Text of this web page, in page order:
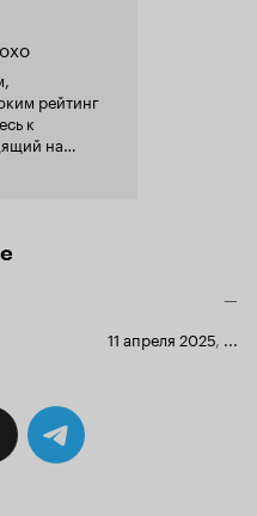
рейтинг
к
на
а весьма
с
показано
сцены,
С
севшему
на грани
—
11 апреля 2025